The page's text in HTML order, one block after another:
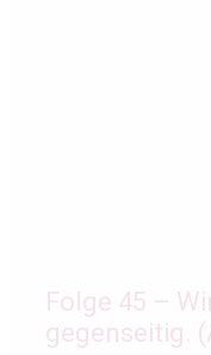
Folge 45 –
gegenseitig.